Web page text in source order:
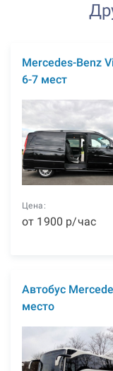
Mercedes-Benz
6-7 мест
Цена:
от 1900 р/час
Автобус
место